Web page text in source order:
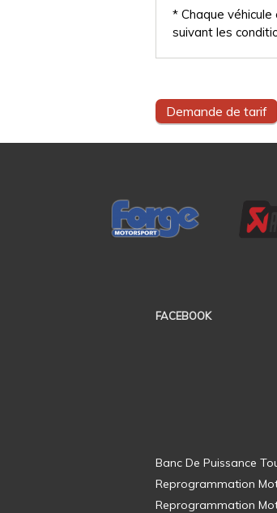
* Chaque
suivant les
Demande de tarif
FACEBOOK
Banc De Puissance
Reprogrammation
Reprogrammation